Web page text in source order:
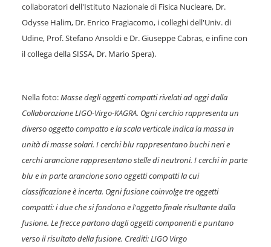
collaboratori dell'Istituto Nazionale di Fisica Nucleare, Dr.
Odysse Halim, Dr. Enrico Fragiacomo, i colleghi dell'Univ. di
Udine, Prof. Stefano Ansoldi e Dr. Giuseppe Cabras, e infine con
il collega della SISSA, Dr. Mario Spera).
Nella foto:Masse degli oggetti compatti rivelati ad oggi dalla
Collaborazione LIGO-Virgo-KAGRA. Ogni cerchio rappresenta un
diverso oggetto compatto e la scala verticale indica la massa in
unità di masse solari. I cerchi blu rappresentano buchi neri e
cerchi arancione rappresentano stelle di neutroni. I cerchi in parte
blu e in parte arancione sono oggetti compatti la cui
classificazione è incerta. Ogni fusione coinvolge tre oggetti
compatti: i due che si fondono e l'oggetto finale risultante dalla
fusione. Le frecce partono dagli oggetti componenti e puntano
verso il risultato della fusione. Crediti: LIGO Virgo